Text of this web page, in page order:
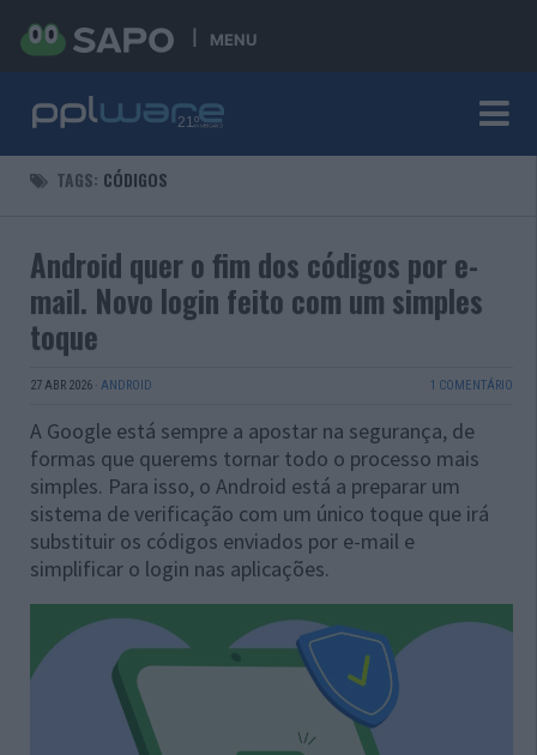
MENU
TAGS: CÓDIGOS
Android quer o fim dos códigos por e-
mail. Novo login feito com um simples
toque
27 ABR 2026 · ANDROID 1 COMENTÁRIO
A Google está sempre a apostar na segurança, de
formas que querems tornar todo o processo mais
simples. Para isso, o Android está a preparar um
sistema de verificação com um único toque que irá
substituir os códigos enviados por e-mail e
simplificar o login nas aplicações.